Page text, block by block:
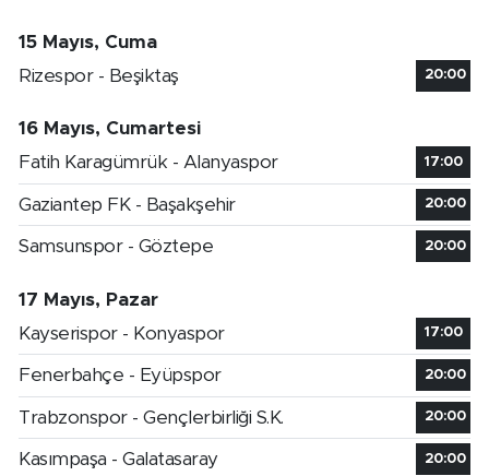
15 Mayıs, Cuma
Rizespor - Beşiktaş
20:00
16 Mayıs, Cumartesi
Fatih Karagümrük - Alanyaspor
17:00
Gaziantep FK - Başakşehir 20:00
Samsunspor - Göztepe 20:00
17 Mayıs, Pazar
Kayserispor - Konyaspor
17:00
Fenerbahçe - Eyüpspor 20:00
Trabzonspor - Gençlerbirliği S.K. 20:00
Kasımpaşa - Galatasaray 20:00